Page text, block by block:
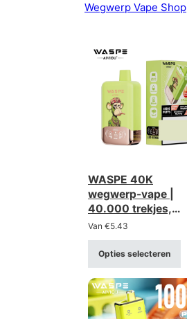
Wegwerp Vape Shop
WASPE 40K
wegwerp-vape |
40.000 trekjes,
dubbele optie,
Dual Mesh
Van €5.43
Opties selecteren